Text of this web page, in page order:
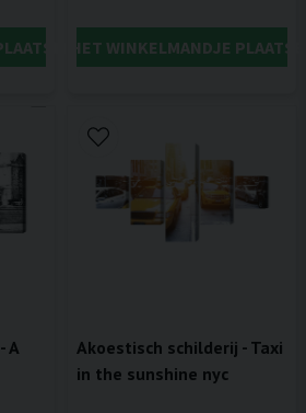
IN HET WINKELMANDJE
A
Akoestisch schilderij - Taxi
in the sunshine nyc